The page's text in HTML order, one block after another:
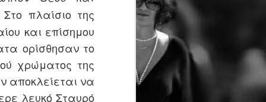
πλαίσιο της
και επίσημου
ορίσθησαν το
χρώματος της
αποκλείεται να
λευκό Σταυρό
Θυσίας "Κακολύρι 1944"
συνεχίζονται!
Ο Δρόμος Θυσίας που
διεξάγεται για να κρατήσει
ζωντανή τη μνήμη του
Ολοκαυτώματος των
Ταξιαρχών σας προσκαλεί το
Σάββατο 04/07/2026, για